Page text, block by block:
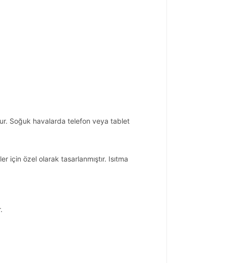
Soğuk havalarda telefon veya tablet
için özel olarak tasarlanmıştır. Isıtma